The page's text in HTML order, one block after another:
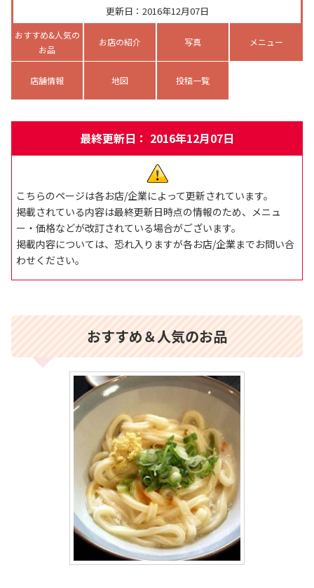
更新日：2016年12月07日
おすすめ&人気の
お品
お店の紹介 写真 メニュー
店舗情報 地図 投稿一覧
最終更新日： 2016年12月07日
こちらのページは各お店/企業によって更新されています。
掲載されている内容は最終更新日時点の情報のため、メニュ
ー・価格などが改訂されている場合がございます。
掲載内容については、恐れ入りますが各お店/企業までお問い合
わせください。
おすすめ＆人気のお品